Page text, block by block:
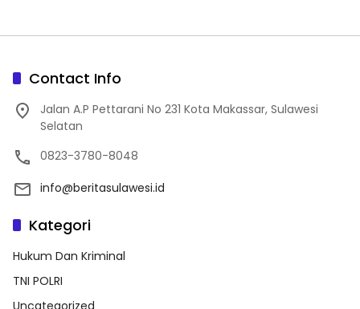
Contact Info
Jalan A.P Pettarani No 231 Kota Makassar, Sulawesi
Selatan
0823-3780-8048
info@beritasulawesi.id
Kategori
Hukum Dan Kriminal
TNI POLRI
Uncategorized